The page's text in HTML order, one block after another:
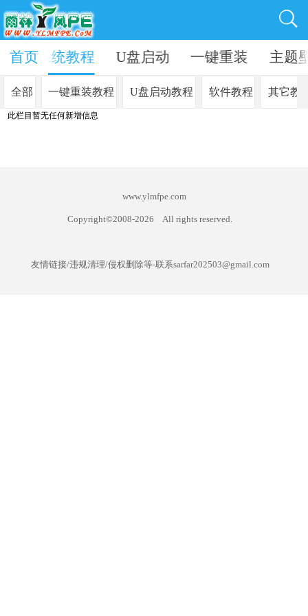
系统教程 U盘启动 一键重装 主题
首页
全部 一键重装教程 U盘启动教程 软件教程 其它教
此栏目暂无任何新增信息
www.ylmfpe.com
Copyright©2008-2026 All rights reserved.
友情链接/违规清理/侵权删除等-联系sarfar202503@gmail.com